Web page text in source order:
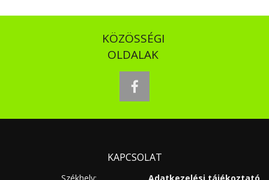
KÖZÖSSÉGI
OLDALAK
facebook
KAPCSOLAT